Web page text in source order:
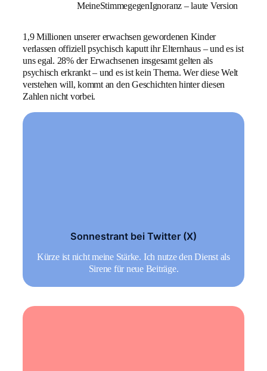
MeineStimmegegenIgnoranz – laute Version
1,9 Millionen unserer erwachsen gewordenen Kinder
verlassen offiziell psychisch kaputt ihr Elternhaus – und es ist
uns egal. 28% der Erwachsenen insgesamt gelten als
psychisch erkrankt – und es ist kein Thema. Wer diese Welt
verstehen will, kommt an den Geschichten hinter diesen
Zahlen nicht vorbei.
Sonnestrant bei Twitter (X)
Kürze ist nicht meine Stärke. Ich nutze den Dienst als
Sirene für neue Beiträge.